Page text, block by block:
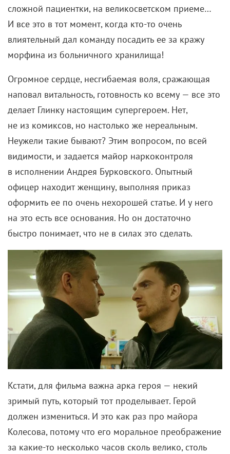
сложной пациентки, на великосветском приеме…
И все это в тот момент, когда кто-то очень
влиятельный дал команду посадить ее за кражу
морфина из больничного хранилища!
Огромное сердце, несгибаемая воля, сражающая
наповал витальность, готовность ко всему — все это
делает Глинку настоящим супергероем. Нет,
не из комиксов, но настолько же нереальным.
Неужели такие бывают? Этим вопросом, по всей
видимости, и задается майор наркоконтроля
в исполнении Андрея Бурковского. Опытный
офицер находит женщину, выполняя приказ
оформить ее по очень нехорошей статье. И у него
на это есть все основания. Но он достаточно
быстро понимает, что не в силах это сделать.
Кстати, для фильма важна арка героя — некий
зримый путь, который тот проделывает. Герой
должен измениться. И это как раз про майора
Колесова, потому что его моральное преображение
за какие-то несколько часов сколь велико, столь